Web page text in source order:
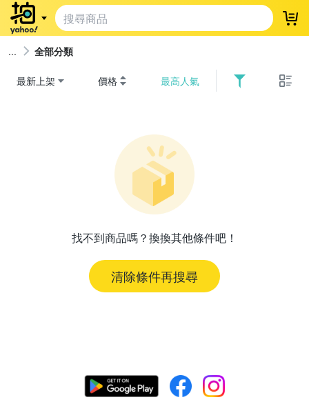
登
全部分類
最新上架 價格 最高人氣
找不到商品嗎？換換其他條件吧！
清除條件再搜尋